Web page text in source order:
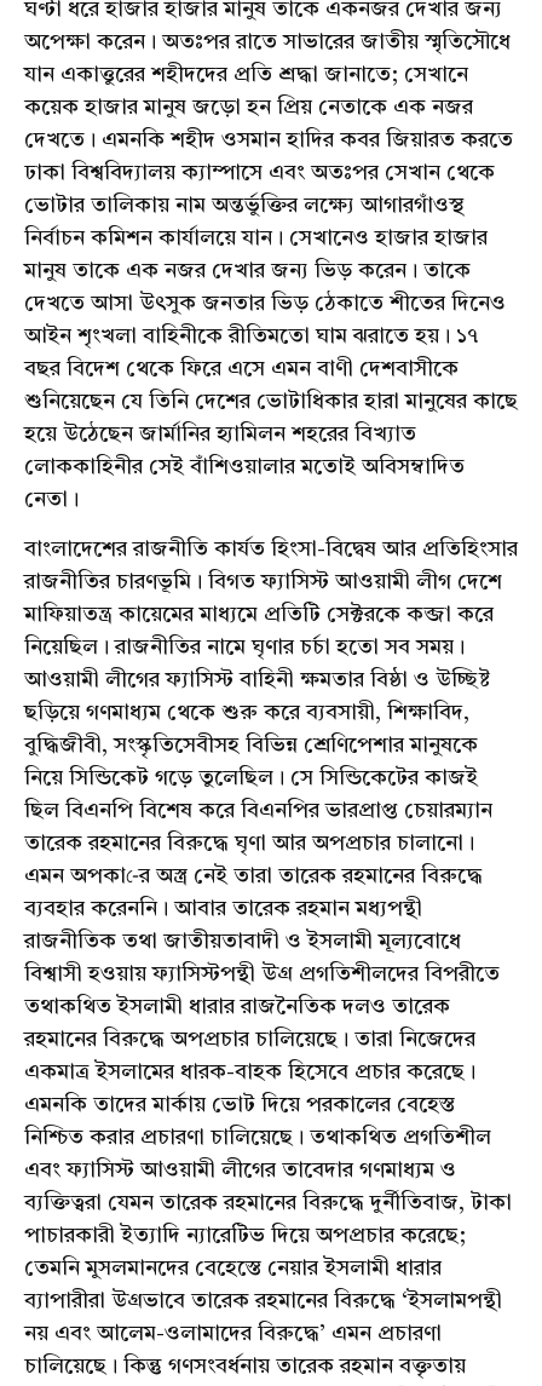
ঘণ্টা ধরে হাজার হাজার মানুষ তাকে একনজর দেখার জন্য
অপেক্ষা করেন। অতঃপর রাতে সাভারের জাতীয় স্মৃতিসৌধে
যান একাত্তুরের শহীদদের প্রতি শ্রদ্ধা জানাতে; সেখানে
কয়েক হাজার মানুষ জড়ো হন প্রিয় নেতাকে এক নজর
দেখতে। এমনকি শহীদ ওসমান হাদির কবর জিয়ারত করতে
ঢাকা বিশ্ববিদ্যালয় ক্যাম্পাসে এবং অতঃপর সেখান থেকে
ভোটার তালিকায় নাম অন্তর্ভুক্তির লক্ষ্যে আগারগাঁওস্থ
নির্বাচন কমিশন কার্যালয়ে যান। সেখানেও হাজার হাজার
মানুষ তাকে এক নজর দেখার জন্য ভিড় করেন। তাকে
দেখতে আসা উৎসুক জনতার ভিড় ঠেকাতে শীতের দিনেও
আইন শৃংখলা বাহিনীকে রীতিমতো ঘাম ঝরাতে হয়। ১৭
বছর বিদেশ থেকে ফিরে এসে এমন বাণী দেশবাসীকে
শুনিয়েছেন যে তিনি দেশের ভোটাধিকার হারা মানুষের কাছে
হয়ে উঠেছেন জার্মানির হ্যামিলন শহরের বিখ্যাত
লোককাহিনীর সেই বাঁশিওয়ালার মতোই অবিসম্বাদিত
নেতা।
বাংলাদেশের রাজনীতি কার্যত হিংসা-বিদ্বেষ আর প্রতিহিংসার
রাজনীতির চারণভূমি। বিগত ফ্যাসিস্ট আওয়ামী লীগ দেশে
মাফিয়াতন্ত্র কায়েমের মাধ্যমে প্রতিটি সেক্টরকে কব্জা করে
নিয়েছিল। রাজনীতির নামে ঘৃণার চর্চা হতো সব সময়।
আওয়ামী লীগের ফ্যাসিস্ট বাহিনী ক্ষমতার বিষ্ঠা ও উচ্ছিষ্ট
ছড়িয়ে গণমাধ্যম থেকে শুরু করে ব্যবসায়ী, শিক্ষাবিদ,
বুদ্ধিজীবী, সংস্কৃতিসেবীসহ বিভিন্ন শ্রেণিপেশার মানুষকে
নিয়ে সিন্ডিকেট গড়ে তুলেছিল। সে সিন্ডিকেটের কাজই
ছিল বিএনপি বিশেষ করে বিএনপির ভারপ্রাপ্ত চেয়ারম্যান
তারেক রহমানের বিরুদ্ধে ঘৃণা আর অপপ্রচার চালানো।
এমন অপকা-ের অস্ত্র নেই তারা তারেক রহমানের বিরুদ্ধে
ব্যবহার করেননি। আবার তারেক রহমান মধ্যপন্থী
রাজনীতিক তথা জাতীয়তাবাদী ও ইসলামী মূল্যবোধে
বিশ্বাসী হওয়ায় ফ্যাসিস্টপন্থী উগ্র প্রগতিশীলদের বিপরীতে
তথাকথিত ইসলামী ধারার রাজনৈতিক দলও তারেক
রহমানের বিরুদ্ধে অপপ্রচার চালিয়েছে। তারা নিজেদের
একমাত্র ইসলামের ধারক-বাহক হিসেবে প্রচার করেছে।
এমনকি তাদের মার্কায় ভোট দিয়ে পরকালের বেহেস্ত
নিশ্চিত করার প্রচারণা চালিয়েছে। তথাকথিত প্রগতিশীল
এবং ফ্যাসিস্ট আওয়ামী লীগের তাবেদার গণমাধ্যম ও
ব্যক্তিত্বরা যেমন তারেক রহমানের বিরুদ্ধে দুর্নীতিবাজ, টাকা
পাচারকারী ইত্যাদি ন্যারেটিভ দিয়ে অপপ্রচার করেছে;
তেমনি মুসলমানদের বেহেস্তে নেয়ার ইসলামী ধারার
ব্যাপারীরা উগ্রভাবে তারেক রহমানের বিরুদ্ধে ‘ইসলামপন্থী
নয় এবং আলেম-ওলামাদের বিরুদ্ধে’ এমন প্রচারণা
চালিয়েছে। কিন্তু গণসংবর্ধনায় তারেক রহমান বক্তৃতায়